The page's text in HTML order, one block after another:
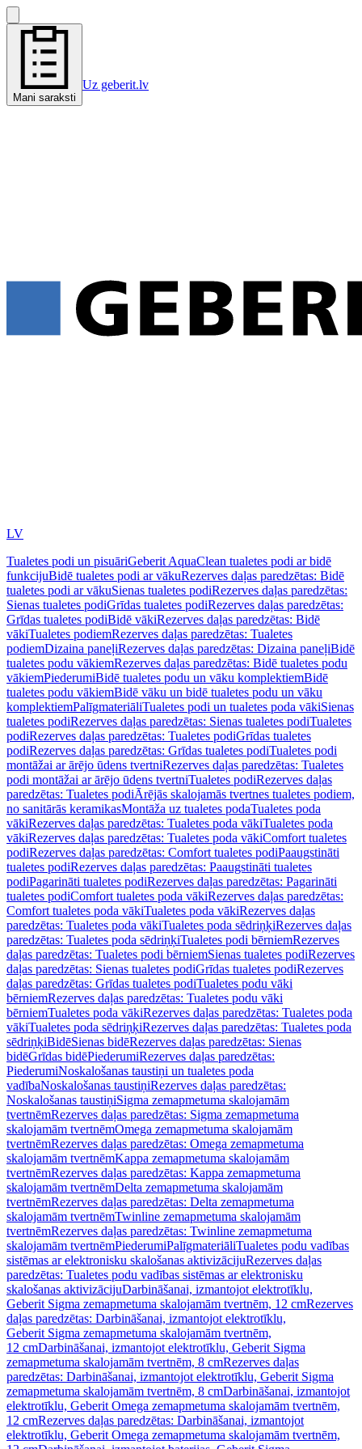
Mani saraksti
Uz geberit.lv
LV
Tualetes podi un pisuāriGeberit AquaClean tualetes podi ar bidē
funkcijuBidē tualetes podi ar vākuRezerves daļas paredzētas: Bidē
tualetes podi ar vākuSienas tualetes podiRezerves daļas paredzētas:
Sienas tualetes podiGrīdas tualetes podiRezerves daļas paredzētas:
Grīdas tualetes podiBidē vākiRezerves daļas paredzētas: Bidē
vākiTualetes podiemRezerves daļas paredzētas: Tualetes
podiemDizaina paneļiRezerves daļas paredzētas: Dizaina paneļiBidē
tualetes podu vākiemRezerves daļas paredzētas: Bidē tualetes podu
vākiemPiederumiBidē tualetes podu un vāku komplektiemBidē
tualetes podu vākiemBidē vāku un bidē tualetes podu un vāku
komplektiemPalīgmateriāliTualetes podi un tualetes poda vākiSienas
tualetes podiRezerves daļas paredzētas: Sienas tualetes podiTualetes
podiRezerves daļas paredzētas: Tualetes podiGrīdas tualetes
podiRezerves daļas paredzētas: Grīdas tualetes podiTualetes podi
montāžai ar ārējo ūdens tvertniRezerves daļas paredzētas: Tualetes
podi montāžai ar ārējo ūdens tvertniTualetes podiRezerves daļas
paredzētas: Tualetes podiĀrējās skalojamās tvertnes tualetes podiem,
no sanitārās keramikasMontāža uz tualetes podaTualetes poda
vākiRezerves daļas paredzētas: Tualetes poda vākiTualetes poda
vākiRezerves daļas paredzētas: Tualetes poda vākiComfort tualetes
podiRezerves daļas paredzētas: Comfort tualetes podiPaaugstināti
tualetes podiRezerves daļas paredzētas: Paaugstināti tualetes
podiPagarināti tualetes podiRezerves daļas paredzētas: Pagarināti
tualetes podiComfort tualetes poda vākiRezerves daļas paredzētas:
Comfort tualetes poda vākiTualetes poda vākiRezerves daļas
paredzētas: Tualetes poda vākiTualetes poda sēdriņķiRezerves daļas
paredzētas: Tualetes poda sēdriņķiTualetes podi bērniemRezerves
daļas paredzētas: Tualetes podi bērniemSienas tualetes podiRezerves
daļas paredzētas: Sienas tualetes podiGrīdas tualetes podiRezerves
daļas paredzētas: Grīdas tualetes podiTualetes podu vāki
bērniemRezerves daļas paredzētas: Tualetes podu vāki
bērniemTualetes poda vākiRezerves daļas paredzētas: Tualetes poda
vākiTualetes poda sēdriņķiRezerves daļas paredzētas: Tualetes poda
sēdriņķiBidēSienas bidēRezerves daļas paredzētas: Sienas
bidēGrīdas bidēPiederumiRezerves daļas paredzētas:
PiederumiNoskalošanas taustiņi un tualetes poda
vadībaNoskalošanas taustiņiRezerves daļas paredzētas:
Noskalošanas taustiņiSigma zemapmetuma skalojamām
tvertnēmRezerves daļas paredzētas: Sigma zemapmetuma
skalojamām tvertnēmOmega zemapmetuma skalojamām
tvertnēmRezerves daļas paredzētas: Omega zemapmetuma
skalojamām tvertnēmKappa zemapmetuma skalojamām
tvertnēmRezerves daļas paredzētas: Kappa zemapmetuma
skalojamām tvertnēmDelta zemapmetuma skalojamām
tvertnēmRezerves daļas paredzētas: Delta zemapmetuma
skalojamām tvertnēmTwinline zemapmetuma skalojamām
tvertnēmRezerves daļas paredzētas: Twinline zemapmetuma
skalojamām tvertnēmPiederumiPalīgmateriāliTualetes podu vadības
sistēmas ar elektronisku skalošanas aktivizācijuRezerves daļas
paredzētas: Tualetes podu vadības sistēmas ar elektronisku
skalošanas aktivizācijuDarbināšanai, izmantojot elektrotīklu,
Geberit Sigma zemapmetuma skalojamām tvertnēm, 12 cmRezerves
daļas paredzētas: Darbināšanai, izmantojot elektrotīklu,
Geberit Sigma zemapmetuma skalojamām tvertnēm,
12 cmDarbināšanai, izmantojot elektrotīklu, Geberit Sigma
zemapmetuma skalojamām tvertnēm, 8 cmRezerves daļas
paredzētas: Darbināšanai, izmantojot elektrotīklu, Geberit Sigma
zemapmetuma skalojamām tvertnēm, 8 cmDarbināšanai, izmantojot
elektrotīklu, Geberit Omega zemapmetuma skalojamām tvertnēm,
12 cmRezerves daļas paredzētas: Darbināšanai, izmantojot
elektrotīklu, Geberit Omega zemapmetuma skalojamām tvertnēm,